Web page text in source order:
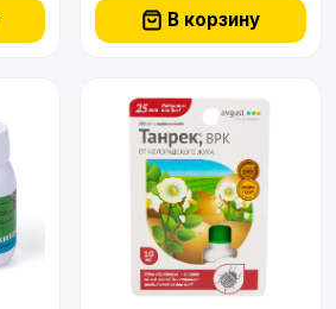
В корзину